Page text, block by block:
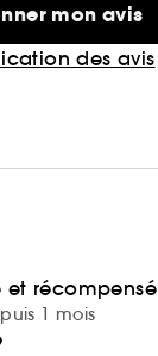
mon avis
des avis
et récompensé
1 mois